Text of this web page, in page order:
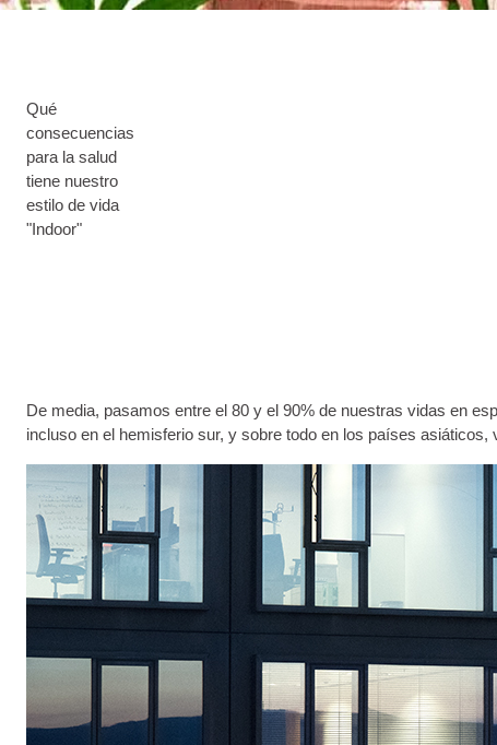
Qué
consecuencias
para la salud
tiene nuestro
estilo de vida
"Indoor"
De media, pasamos entre el 80 y el 90% de nuestras vidas en
incluso en el hemisferio sur, y sobre todo en los países